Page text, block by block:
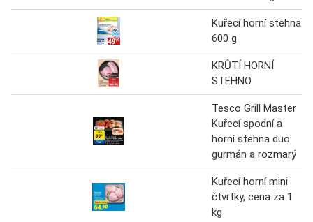
Kuřecí horní stehna
600 g
KRŮTÍ HORNÍ
STEHNO
Tesco Grill Master
Kuřecí spodní a
horní stehna duo
gurmán a rozmarý
Kuřecí horní mini
čtvrtky, cena za 1
kg